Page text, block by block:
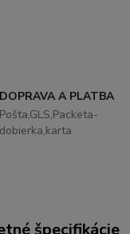
A PLATBA
špecifikácie